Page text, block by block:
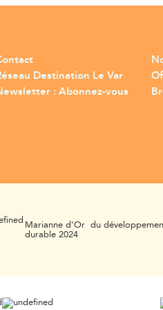
Destination Le Var
: Abonnez-vous
Marianne d’Or du
durable 2024